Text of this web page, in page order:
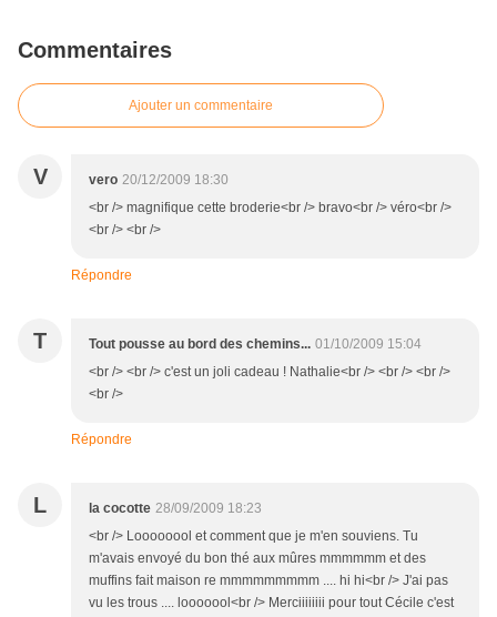
Commentaires
Ajouter un commentaire
V vero 20/12/2009 18:30
<br /> magnifique cette broderie<br /> bravo<br /> véro<br />
<br /> <br />
Répondre
T Tout pousse au bord des chemins... 01/10/2009 15:04
<br /> <br /> c'est un joli cadeau ! Nathalie<br /> <br /> <br />
<br />
Répondre
L la cocotte 28/09/2009 18:23
<br /> Loooooool et comment que je m'en souviens. Tu
m'avais envoyé du bon thé aux mûres mmmmmm et des
muffins fait maison re mmmmmmmmm .... hi hi<br /> J'ai pas
vu les trous .... looooool<br /> Merciiiiiiii pour tout Cécile c'est